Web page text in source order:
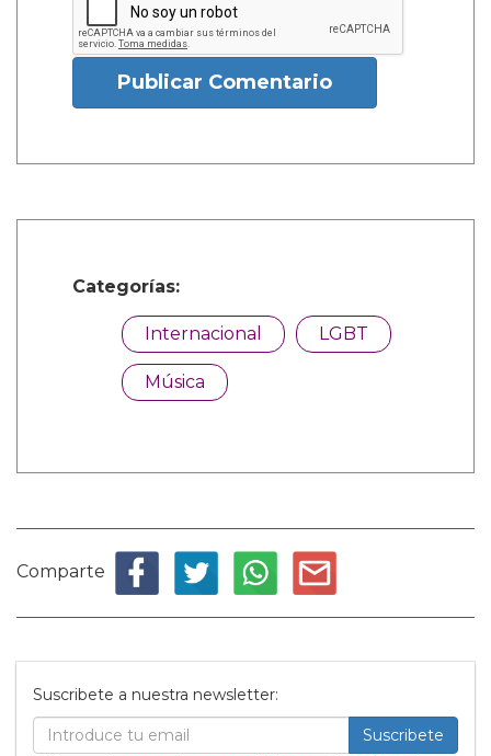
Publicar Comentario
Categorías:
Internacional LGBT
Música
Comparte
Suscribete a nuestra newsletter:
Suscribete